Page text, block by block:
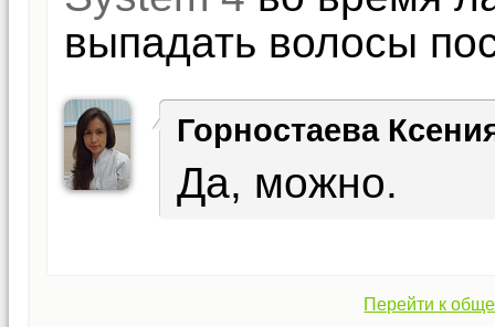
выпадать волосы
Горностаева
Да, можно.
Перейти к